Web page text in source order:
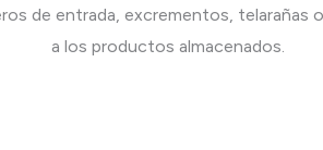
de entrada, excrementos, telarañas
a los productos almacenados.